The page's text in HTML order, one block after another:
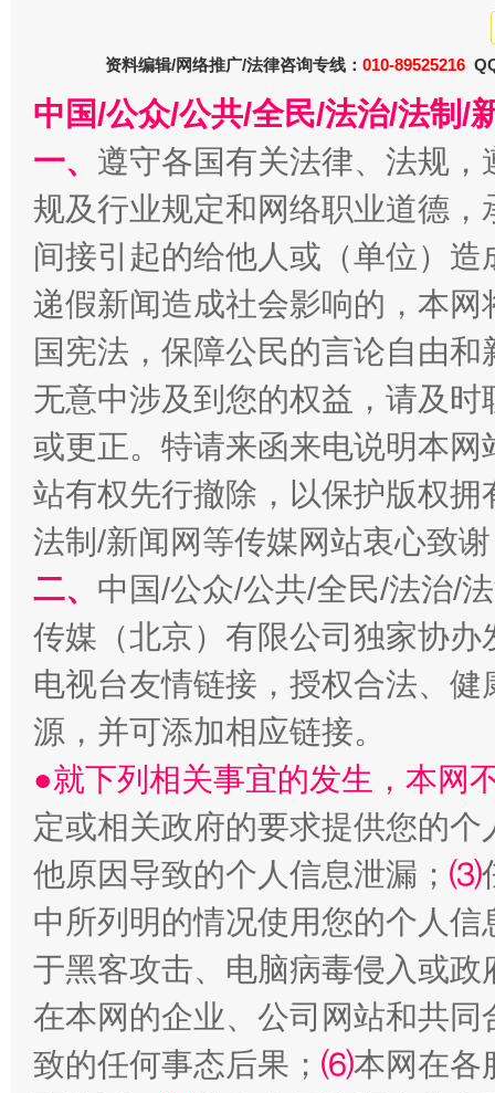
揭批美国五大"原罪" "炒
解纷+调解+退费，一次搞定
资料编辑/网络推广/法律咨询专线： 010-89525216
中国/公众/公共/全民/法治/法制/
一、 遵守各国有关法律、法规
规及行业规定和网络职业道德
间接引起的给他人或（单位）
递假新闻造成社会影响的，本
国宪法，保障公民的言论自由
无意中涉及到您的权益，请及
或更正。特请来函来电说明本
站有权先行撤除，以保护版权
法制/新闻网等传媒网站衷心致
二、 中国/公众/公共/全民/法治/
传媒（北京）有限公司独家协
电视台友情链接，授权合法、
源，并可添加相应链接。
●就下列相关事宜的发生，本网
定或相关政府的要求提供您的个
他原因导致的个人信息泄漏； ⑶
中所列明的情况使用您的个人
于黑客攻击、电脑病毒侵入或
在本网的企业、公司网站和共
致的任何事态后果； ⑹本网在各